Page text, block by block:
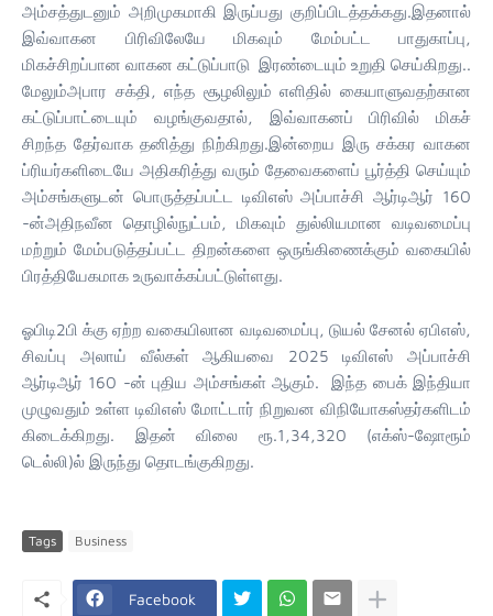
அம்சத்துடனும் அறிமுகமாகி இருப்பது குறிப்பிடத்தக்கது.இதனால்
இவ்வாகன பிரிவிலேயே மிகவும் மேம்பட்ட பாதுகாப்பு,
மிகச்சிறப்பான வாகன கட்டுப்பாடு இரண்டையும் உறுதி செய்கிறது..
மேலும்அபார சக்தி, எந்த சூழலிலும் எளிதில் கையாளுவதற்கான
கட்டுப்பாட்டையும் வழங்குவதால், இவ்வாகனப் பிரிவில் மிகச்
சிறந்த தேர்வாக தனித்து நிற்கிறது.இன்றைய இரு சக்கர வாகன
ப்ரியர்களிடையே அதிகரித்து வரும் தேவைகளைப் பூர்த்தி செய்யும்
அம்சங்களுடன் பொருத்தப்பட்ட டிவிஎஸ் அப்பாச்சி ஆர்டிஆர் 160
-ன்அதிநவீன தொழில்நுட்பம், மிகவும் துல்லியமான வடிவமைப்பு
மற்றும் மேம்படுத்தப்பட்ட திறன்களை ஒருங்கிணைக்கும் வகையில்
பிரத்தியேகமாக உருவாக்கப்பட்டுள்ளது.
ஓபிடி2பி க்கு ஏற்ற வகையிலான வடிவமைப்பு, டுயல் சேனல் ஏபிஎஸ்,
சிவப்பு அலாய் வீல்கள் ஆகியவை 2025 டிவிஎஸ் அப்பாச்சி
ஆர்டிஆர் 160 -ன் புதிய அம்சங்கள் ஆகும். இந்த பைக் இந்தியா
முழுவதும் உள்ள டிவிஎஸ் மோட்டார் நிறுவன விநியோகஸ்தர்களிடம்
கிடைக்கிறது. இதன் விலை ரூ.1,34,320 (எக்ஸ்-ஷோரூம்
டெல்லி)ல் இருந்து தொடங்குகிறது.
Tags Business
Facebook